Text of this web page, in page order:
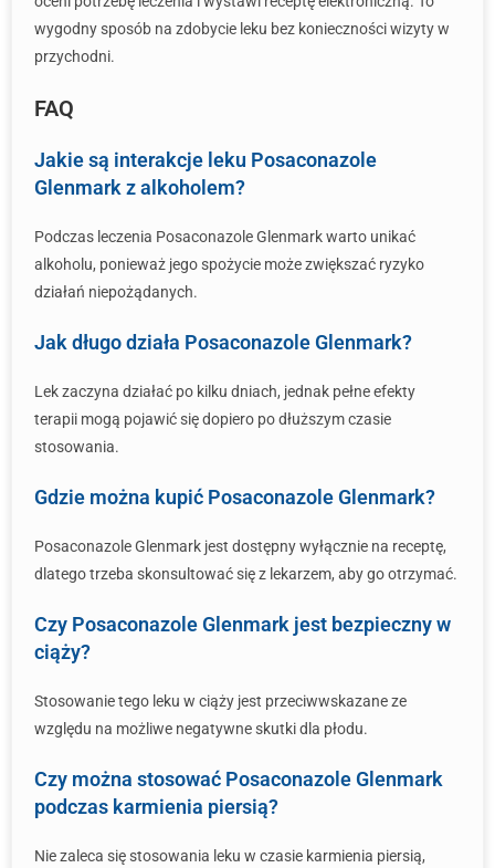
wygodny sposób na zdobycie leku bez konieczności wizyty w
przychodni.
FAQ
Jakie są interakcje leku Posaconazole
Glenmark z alkoholem?
Podczas leczenia Posaconazole Glenmark warto unikać
alkoholu, ponieważ jego spożycie może zwiększać ryzyko
działań niepożądanych.
Jak długo działa Posaconazole Glenmark?
Lek zaczyna działać po kilku dniach, jednak pełne efekty
terapii mogą pojawić się dopiero po dłuższym czasie
stosowania.
Gdzie można kupić Posaconazole Glenmark?
Posaconazole Glenmark jest dostępny wyłącznie na receptę,
dlatego trzeba skonsultować się z lekarzem, aby go otrzymać.
Czy Posaconazole Glenmark jest bezpieczny w
ciąży?
Stosowanie tego leku w ciąży jest przeciwwskazane ze
względu na możliwe negatywne skutki dla płodu.
Czy można stosować Posaconazole Glenmark
podczas karmienia piersią?
Nie zaleca się stosowania leku w czasie karmienia piersią,